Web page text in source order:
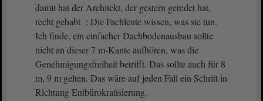
damit hat der Architekt, der gestern geredet hat,
recht gehabt : Die Fachleute wissen, was sie tun.
Ich finde, ein einfacher Dachbodenausbau sollte
nicht an dieser 7 m-Kante aufhören, was die
Genehmigungsfreiheit betrifft. Das sollte auch für 8
m, 9 m gelten. Das wäre auf jeden Fall ein Schritt in
Richtung Entbürokratisierung.